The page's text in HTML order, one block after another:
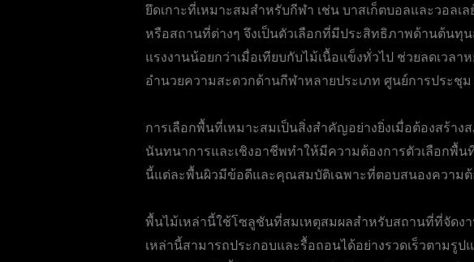
ยึดเกาะที่เหมาะสมสำหรับกีฬา เช่น บาสเก็ตบอลและวอล
หรือสถานที่ต่างๆ จึงเป็นตัวเลือกที่มีประสิทธิภาพด้านต้นทุ
แรงงานน้อยกว่าเมื่อเทียบกับไม้เนื้อแข็งทั่วไป ช่วยลดเวล
อำนวยความสะดวกด้านกีฬาหลายประเภท ศูนย์การประชุ
การเลือกพื้นที่เหมาะสมเป็นสิ่งสำคัญอย่างยิ่งเมื่อต้องสร้า
นันทนาการและเชิงอาชีพทำให้มีความต้องการตัวเลือกพื้
นี้แต่ละพื้นผิวมีข้อดีและคุณสมบัติเฉพาะที่ตอบสนองความ
พื้นไม้เหล่านี้ใช้โซลูชันที่สมเหตุสมผลสำหรับสถานที่ที่จัดงา
เหล่านี้สามารถประกอบและรื้อถอนได้อย่างรวดเร็วตามรู